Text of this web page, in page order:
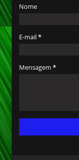
Nome
E-mail*
Mensagem *